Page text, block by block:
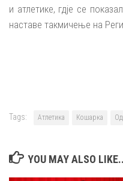
и атлетике, гдје се
наставе такмичење на
Tags: Атлетика Кошарка
YOU MAY ALSO